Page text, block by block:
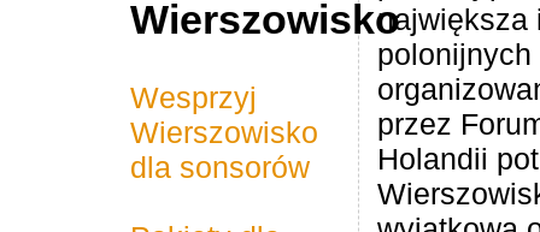
DE Hypotheek Shop
Tilburg
Efaktura.nl
JandB polskie
hurtownie
Ag Handamde
Inwetsar
Rainbow Kids Animator
Sinnoh shop
Graphical Stroke
ABC Nederlands
Nova bouw knebel B.V.
Poolse Gezinnen
AB Midden Nederland
Notarispraktijk Mr.
Roland Kok
PSK bestratingen en
tuinaanleg
2026 Wierszowisko -
Zostań Sponsorem
TNP Fiscaal
M/V Works
Magdalena - Dental
Serce Polski
Wierszowisko
Wesprzyj
Wierszowisko
dla sonsorów
największa
przez
Holandii